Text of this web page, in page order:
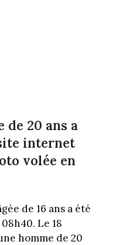
de 20 ans a
internet
volée en
de 16 ans a été
Le 18
homme de 20